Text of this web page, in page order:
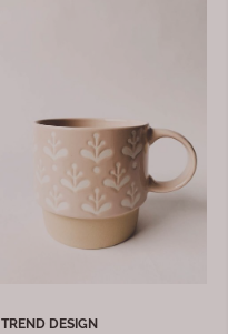
TREND DESIGN